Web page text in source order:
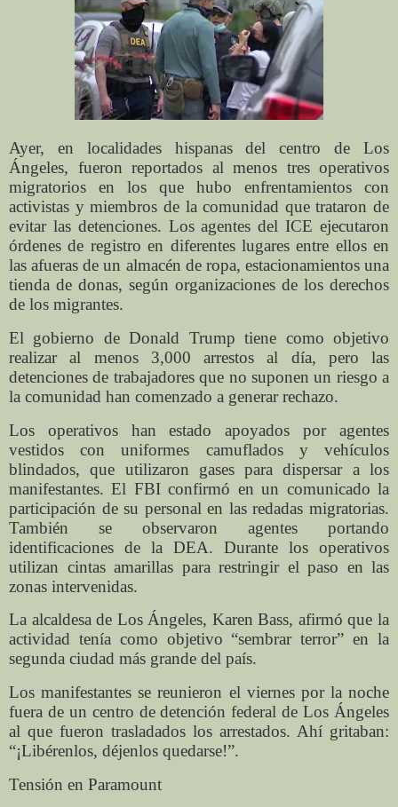
Ayer, en localidades hispanas del centro de Los
Ángeles, fueron reportados al menos tres operativos
migratorios en los que hubo enfrentamientos con
activistas y miembros de la comunidad que trataron de
evitar las detenciones. Los agentes del ICE ejecutaron
órdenes de registro en diferentes lugares entre ellos en
las afueras de un almacén de ropa, estacionamientos una
tienda de donas, según organizaciones de los derechos
de los migrantes.
El gobierno de Donald Trump tiene como objetivo
realizar al menos 3,000 arrestos al día, pero las
detenciones de trabajadores que no suponen un riesgo a
la comunidad han comenzado a generar rechazo.
Los operativos han estado apoyados por agentes
vestidos con uniformes camuflados y vehículos
blindados, que utilizaron gases para dispersar a los
manifestantes. El FBI confirmó en un comunicado la
participación de su personal en las redadas migratorias.
También se observaron agentes portando
identificaciones de la DEA. Durante los operativos
utilizan cintas amarillas para restringir el paso en las
zonas intervenidas.
La alcaldesa de Los Ángeles, Karen Bass, afirmó que la
actividad tenía como objetivo “sembrar terror” en la
segunda ciudad más grande del país.
Los manifestantes se reunieron el viernes por la noche
fuera de un centro de detención federal de Los Ángeles
al que fueron trasladados los arrestados. Ahí gritaban:
“¡Libérenlos, déjenlos quedarse!”.
Tensión en Paramount